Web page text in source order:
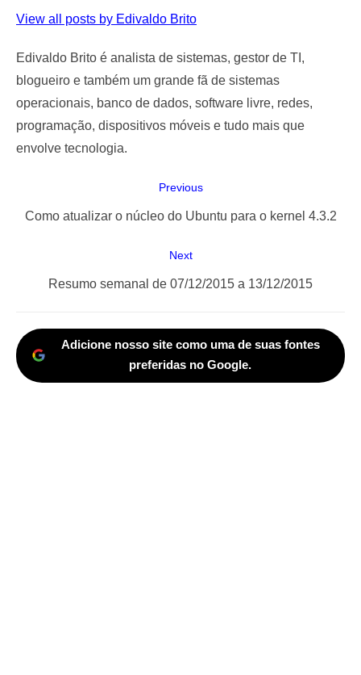
View all posts by Edivaldo Brito
Edivaldo Brito é analista de sistemas, gestor de TI,
blogueiro e também um grande fã de sistemas
operacionais, banco de dados, software livre, redes,
programação, dispositivos móveis e tudo mais que
envolve tecnologia.
de
Previous
Previous
Como atualizar o núcleo do Ubuntu para o kernel 4.3.2
Next
Next
Resumo semanal de 07/12/2015 a 13/12/2015
Adicione nosso site como uma de suas fontes
preferidas no Google.